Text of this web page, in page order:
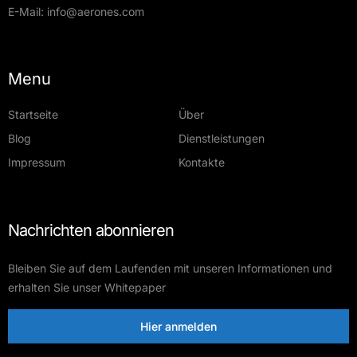
E-Mail: info@aerones.com
Menu
Startseite
Über
Blog
Dienstleistungen
Impressum
Kontakte
Nachrichten abonnieren
Bleiben Sie auf dem Laufenden mit unseren Informationen und
erhalten Sie unser Whitepaper
Hier anmelden